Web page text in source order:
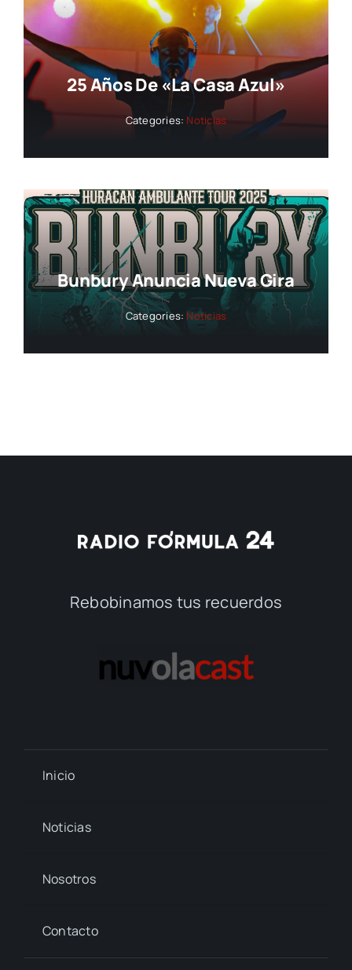
25 Años De «La Casa Azul»
Categories: Noticias
Bunbury Anuncia Nueva Gira
Categories: Noticias
Rebobinamos tus recuerdos
Inicio
Noticias
Nosotros
Contacto